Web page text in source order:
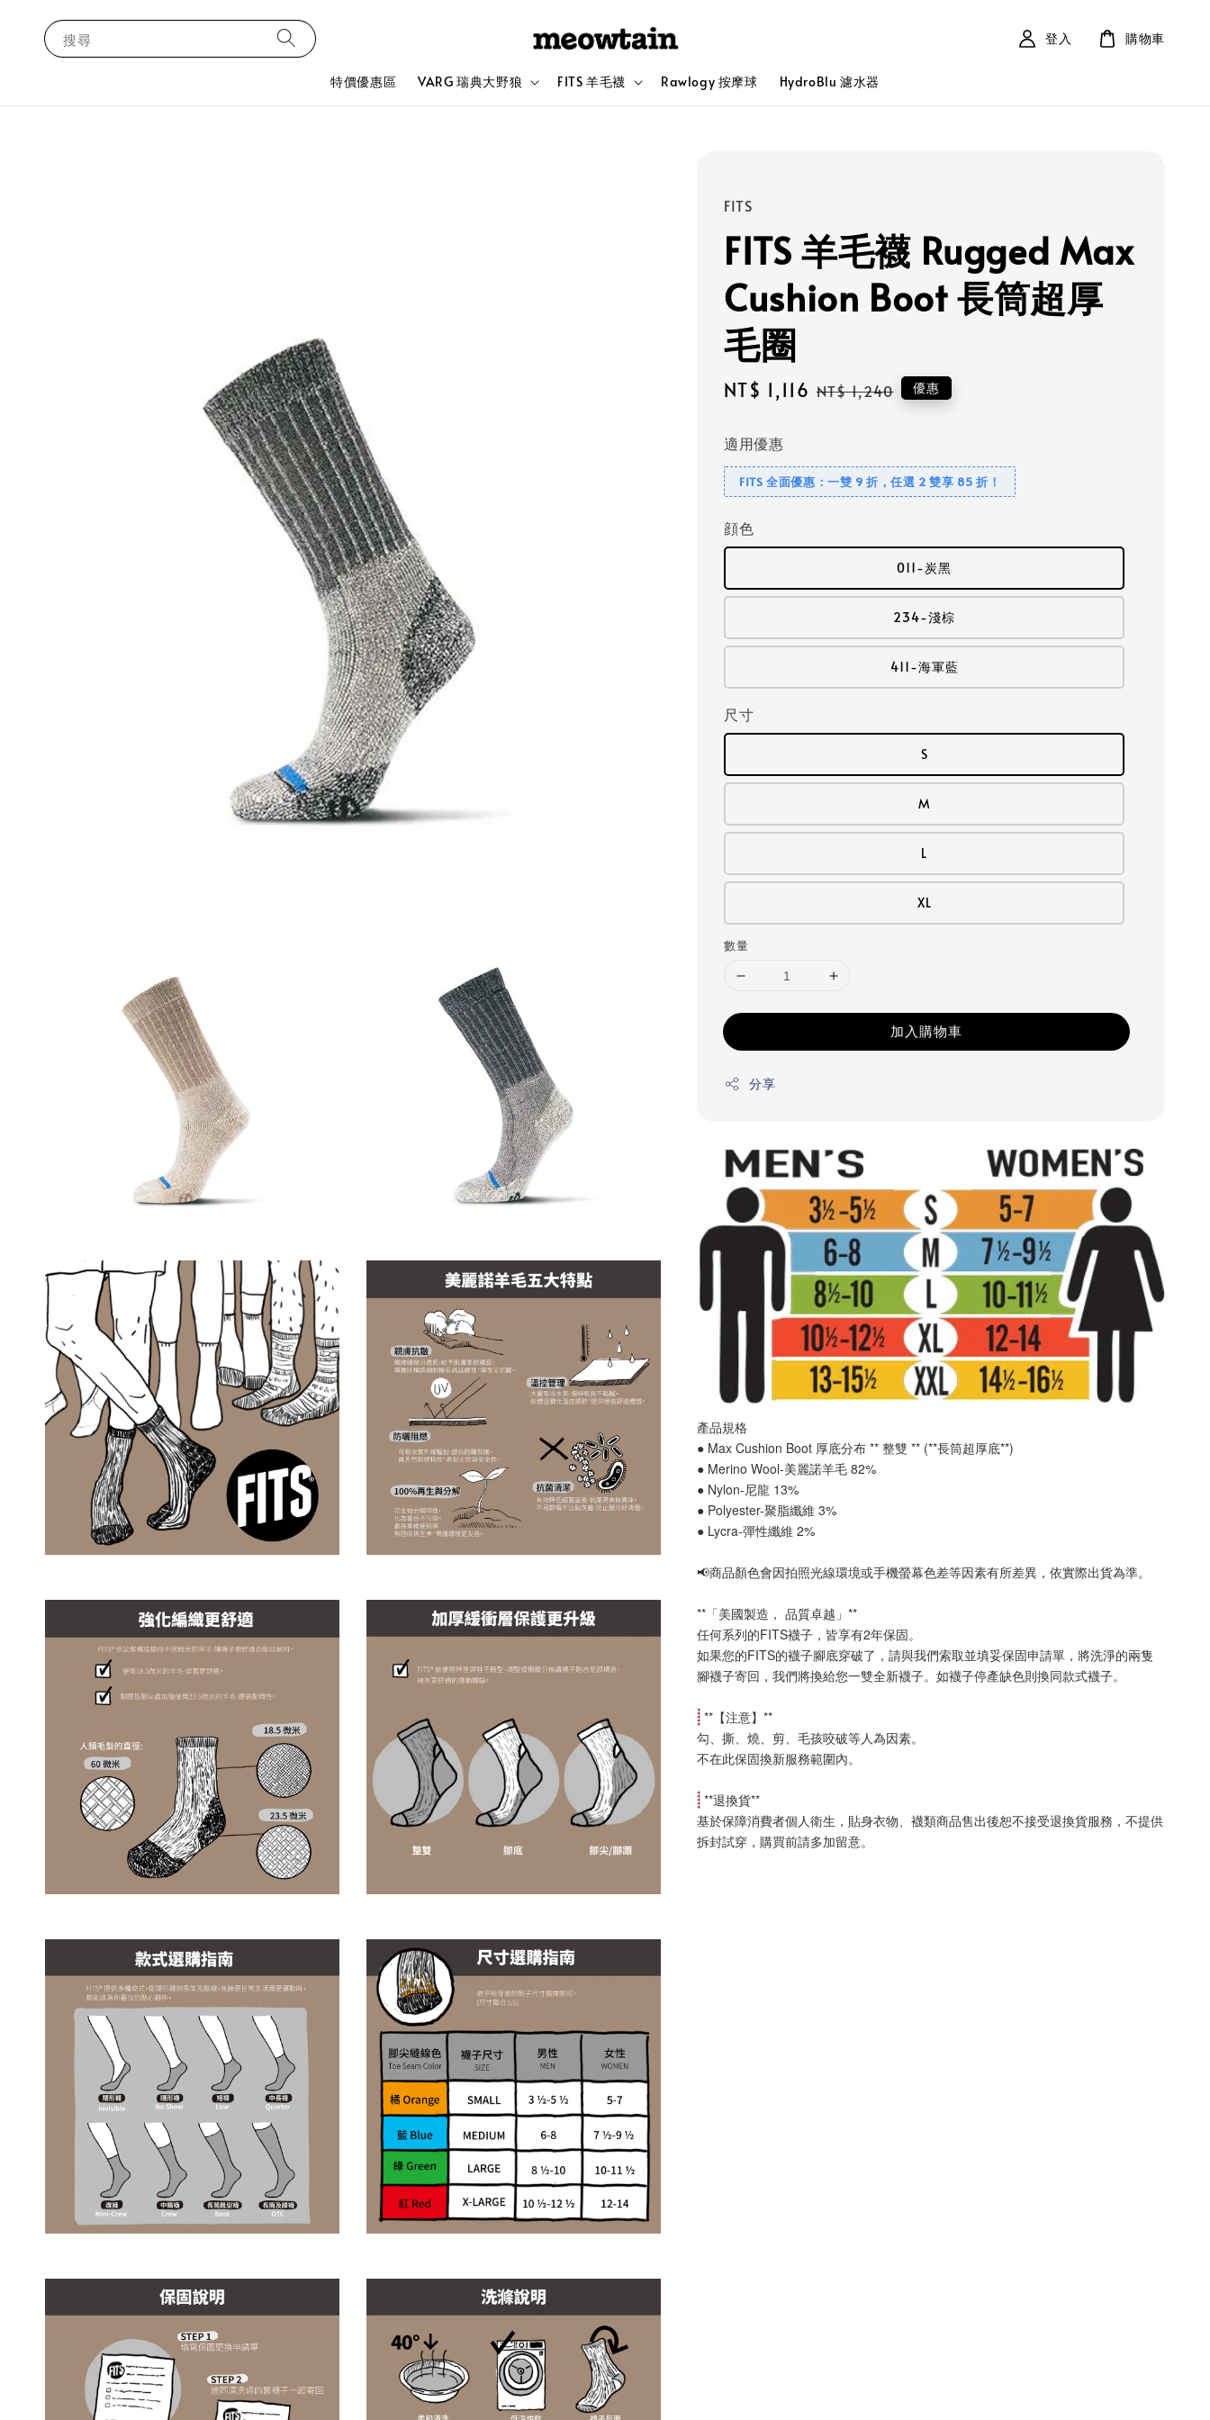
搜尋
特價優惠區 VARG 瑞典大野狼 FITS 羊毛襪 Rawlogy 按摩球 HydroBlu 濾水器
登入 購物車
FITS
FITS 羊毛襪 Rugged Max
Cushion Boot 長筒超厚
毛圈
Sale
NT$ 1,116 Regular
NT$ 1,240 優惠
適用優惠
FITS 全面優惠：一雙 9 折，任選 2 雙享 85 折！
顔色
011-炭黑
234-淺棕
411-海軍藍
尺寸
S
M
L
XL
數量
加入購物車
分享
產品規格
● Max Cushion Boot 厚底分布 ** 整雙 ** (**長筒超厚底**)
● Merino Wool-美麗諾羊毛 82%
● Nylon-尼龍 13%
● Polyester-聚脂纖維 3%
● Lycra-彈性纖維 2%
📢商品顏色會因拍照光線環境或手機螢幕色差等因素有所差異，依實際出貨為準。
**「美國製造， 品質卓越」**
任何系列的FITS襪子，皆享有2年保固。
如果您的FITS的襪子腳底穿破了，請與我們索取並填妥保固申請單，將洗淨的兩隻
腳襪子寄回，我們將換給您一雙全新襪子。如襪子停產缺色則換同款式襪子。
**【注意】**
勾、撕、燒、剪、毛孩咬破等人為因素。
不在此保固換新服務範圍內。
**退換貨**
基於保障消費者個人衛生，貼身衣物、襪類商品售出後恕不接受退換貨服務，不提供
拆封試穿，購買前請多加留意。